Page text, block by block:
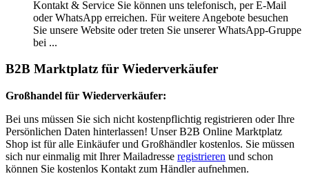
Kontakt & Service Sie können uns telefonisch, per E-Mail
oder WhatsApp erreichen. Für weitere Angebote besuchen
Sie unsere Website oder treten Sie unserer WhatsApp-Gruppe
bei ...
B2B Marktplatz für Wiederverkäufer
Großhandel für Wiederverkäufer:
Bei uns müssen Sie sich nicht kostenpflichtig registrieren oder Ihre
Persönlichen Daten hinterlassen! Unser B2B Online Marktplatz
Shop ist für alle Einkäufer und Großhändler kostenlos. Sie müssen
sich nur einmalig mit Ihrer Mailadresse registrieren und schon
können Sie kostenlos Kontakt zum Händler aufnehmen.